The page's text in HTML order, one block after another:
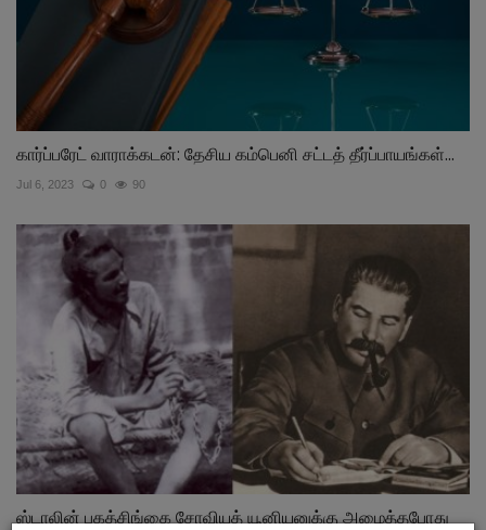
கார்ப்பரேட் வாராக்கடன்: தேசிய கம்பெனி சட்டத் தீர்ப்பாயங்கள்...
Jul 6, 2023 0 90
ஸ்டாலின் பகத்சிங்கை சோவியத் யூனியனுக்கு அழைத்தபோது